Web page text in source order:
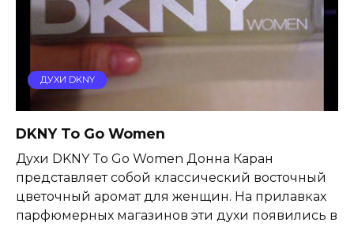
ДУХИ DKNY
DKNY To Go Women
Духи DKNY To Go Women Донна Каран
представляет собой классический восточный
цветочный аромат для женщин. На прилавках
парфюмерных магазинов эти духи появились в